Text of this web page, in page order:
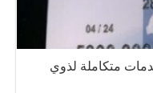
861 بطاقة خدمات متكاملة لذوي